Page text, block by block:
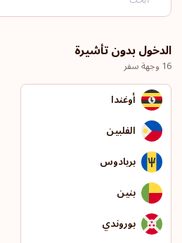
الدخول بدون تأشيرة
16 وجهة سفر
أوغندا
الفلبين
بربادوس
بنين
بوروندي